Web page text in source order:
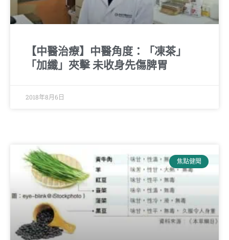
【中醫治療】中醫角度：「凍茶」
「加纖」夾擊 未收身先傷脾胃
2018年8月6日
焦點健聞